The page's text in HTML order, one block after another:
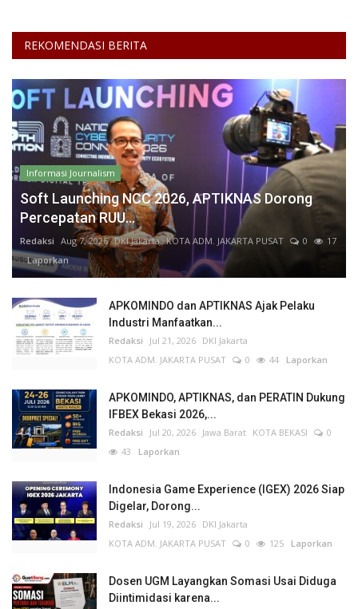
REKOMENDASI BERITA
Informasi Journalism
Soft Launching NCC 2026, APTIKNAS Dorong
Percepatan RUU...
Redaksi Aug 7, 2026 DKI Jakarta KOTA ADM. JAKARTA PUSAT 0
17
Laporkan
APKOMINDO dan APTIKNAS Ajak Pelaku
Industri Manfaatkan...
Redaksi Jul 21, 2026 DKI Jakarta
KOTA ADM. JAKARTA PUSAT
0 44 Laporkan
APKOMINDO, APTIKNAS, dan PERATIN Dukung
IFBEX Bekasi 2026,...
Redaksi Jul 20, 2026 Jawa Barat KOTA BEKASI
0
43 Laporkan
Indonesia Game Experience (IGEX) 2026 Siap
Digelar, Dorong...
Redaksi Jul 19, 2026 DKI Jakarta
KOTA ADM. JAKARTA PUSAT
0 125 Laporkan
Dosen UGM Layangkan Somasi Usai Diduga
Diintimidasi karena...